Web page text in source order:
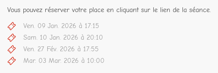
Vous pouvez réserver votre place en cliquant sur le lien de la séance.
Ven. 09 Jan. 2026 à 17:15
Sam. 10 Jan. 2026 à 20:10
Ven. 27 Fév. 2026 à 17:55
Mar. 03 Mar. 2026 à 10:00